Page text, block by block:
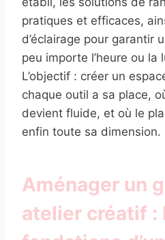
pratiques et efficaces,
d’éclairage pour garantir
peu importe l’heure ou la
L’objectif : créer un
chaque outil a sa place,
devient fluide, et où le
enfin toute sa dimension.
Aménager un
atelier créatif :